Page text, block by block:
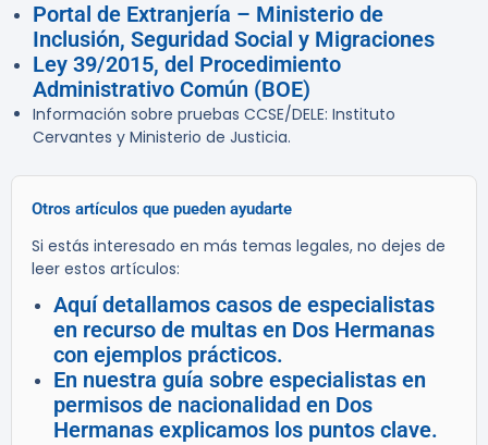
Portal de Extranjería – Ministerio de
Inclusión, Seguridad Social y Migraciones
Ley 39/2015, del Procedimiento
Administrativo Común (BOE)
Información sobre pruebas CCSE/DELE: Instituto
Cervantes y Ministerio de Justicia.
Otros artículos que pueden ayudarte
Si estás interesado en más temas legales, no dejes de
leer estos artículos:
Aquí detallamos casos de especialistas
en recurso de multas en Dos Hermanas
con ejemplos prácticos.
En nuestra guía sobre especialistas en
permisos de nacionalidad en Dos
Hermanas explicamos los puntos clave.